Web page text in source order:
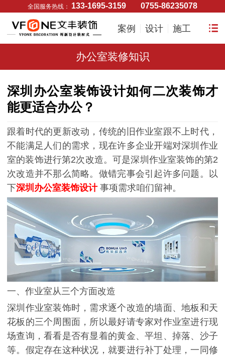
全国服务热线： 133-1695-3159 0755-86235078
案例 设计 施工
办公室装修知识
深圳办公室装饰设计如何二次装饰才
能更适合办公？
跟着时代的更新改动，传统的旧作业室跟不上时代，
不能满足人们的需求，现在许多企业开端对深圳作业
室的装饰进行第2次改造。可是深圳作业室装饰的第2
次改造并不那么简略。做错完事会引起许多问题。以
下深圳办公室装饰设计事项需求咱们留神。
一、作业室从三个方面改造
深圳作业室装饰时，需求逐个改造的墙面、地板和天
花板的三个周围面，所以最好请专家对作业室进行现
场查询，看看是否有显着的黄金、平坦、掉落、沙子
等。假定存在这种状况，就要进行补丁处理，一同修